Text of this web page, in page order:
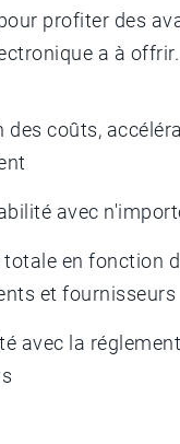
profiter des
a à offrir.
des coûts,
avec
en fonction
et fournisseurs
avec la